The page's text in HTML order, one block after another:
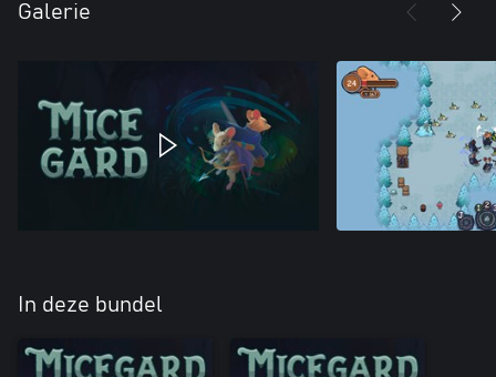
Galerie
In deze bundel